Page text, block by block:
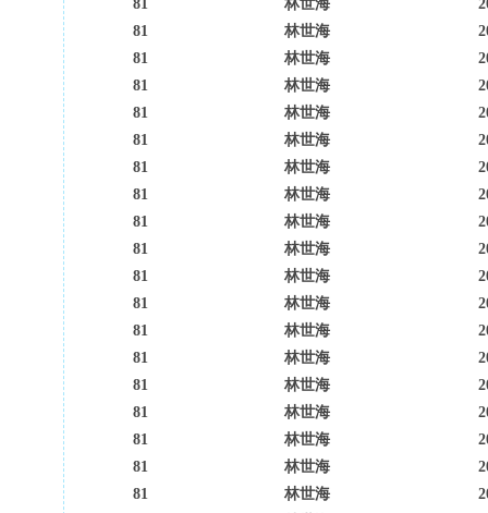
81 林世海
81
林世海
81
林世海
81
林世海
81
林世海
81
林世海
81
林世海
81
林世海
81
林世海
81
林世海
81
林世海
81
林世海
81
林世海
81
林世海
81
林世海
81
林世海
81
林世海
81
林世海
81
林世海